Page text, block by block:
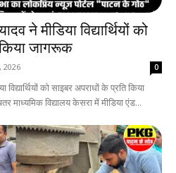
ने मीडिया विद्यार्थियों को
जागरूक
2026 0
को साइबर अपराधों के प्रति किया
विद्यालय केसरा में मीडिया एंड...